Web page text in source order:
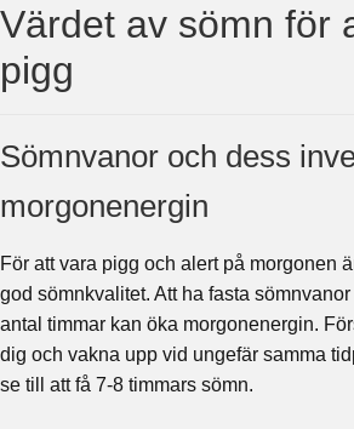
Värdet av sömn för
pigg
Sömnvanor och dess
morgonenergin
För att vara pigg och alert på morgonen
god sömnkvalitet. Att ha fasta
antal timmar kan öka morgonenergin.
dig och vakna upp vid ungefär samma
se till att få 7-8 timmars sömn.